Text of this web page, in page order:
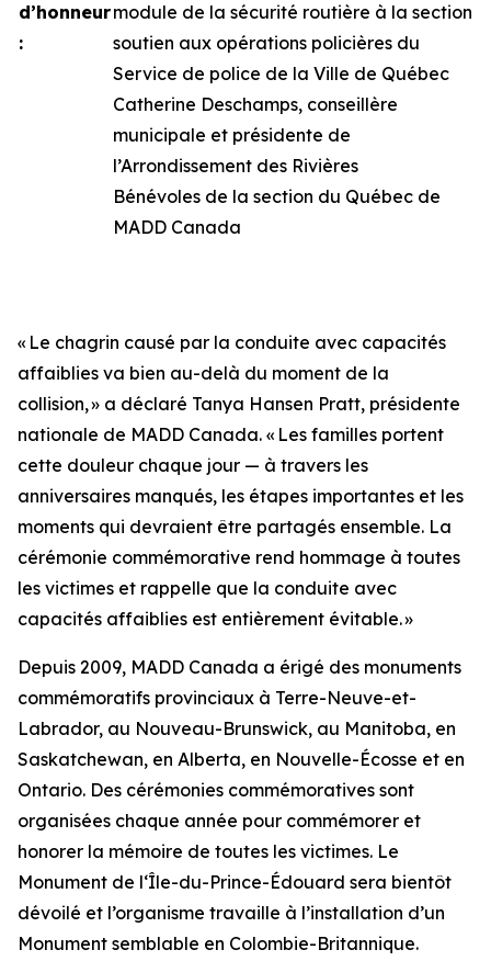
d’honneur
:
module de la sécurité routière à la section
soutien aux opérations policières du
Service de police de la Ville de Québec
Catherine Deschamps, conseillère
municipale et présidente de
l’Arrondissement des Rivières
Bénévoles de la section du Québec de
MADD Canada
« Le chagrin causé par la conduite avec capacités
affaiblies va bien au-delà du moment de la
collision, » a déclaré Tanya Hansen Pratt, présidente
nationale de MADD Canada. « Les familles portent
cette douleur chaque jour — à travers les
anniversaires manqués, les étapes importantes et les
moments qui devraient être partagés ensemble. La
cérémonie commémorative rend hommage à toutes
les victimes et rappelle que la conduite avec
capacités affaiblies est entièrement évitable. »
Depuis 2009, MADD Canada a érigé des monuments
commémoratifs provinciaux à Terre-Neuve-et-
Labrador, au Nouveau-Brunswick, au Manitoba, en
Saskatchewan, en Alberta, en Nouvelle-Écosse et en
Ontario. Des cérémonies commémoratives sont
organisées chaque année pour commémorer et
honorer la mémoire de toutes les victimes. Le
Monument de l‘Île-du-Prince-Édouard sera bientôt
dévoilé et l’organisme travaille à l’installation d’un
Monument semblable en Colombie-Britannique.